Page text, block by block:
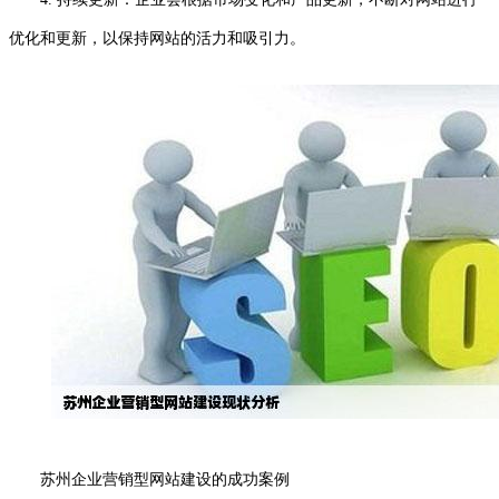
优化和更新，以保持网站的活力和吸引力。
苏州企业营销型网站建设的成功案例